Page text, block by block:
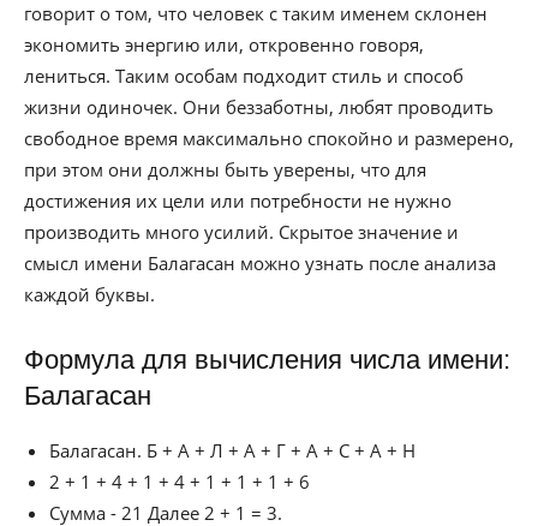
говорит о том, что человек с таким именем склонен
экономить энергию или, откровенно говоря,
лениться. Таким особам подходит стиль и способ
жизни одиночек. Они беззаботны, любят проводить
свободное время максимально спокойно и размерено,
при этом они должны быть уверены, что для
достижения их цели или потребности не нужно
производить много усилий. Скрытое значение и
смысл имени Балагасан можно узнать после анализа
каждой буквы.
Формула для вычисления числа имени:
Балагасан
Балагасан. Б + А + Л + А + Г + А + С + А + Н
2 + 1 + 4 + 1 + 4 + 1 + 1 + 1 + 6
Сумма - 21 Далее 2 + 1 = 3.